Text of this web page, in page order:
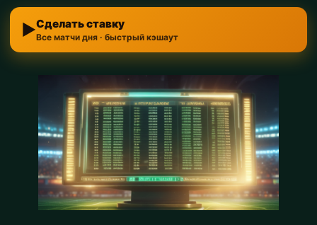
▶Сделать ставку
Все матчи дня · быстрый кэшаут